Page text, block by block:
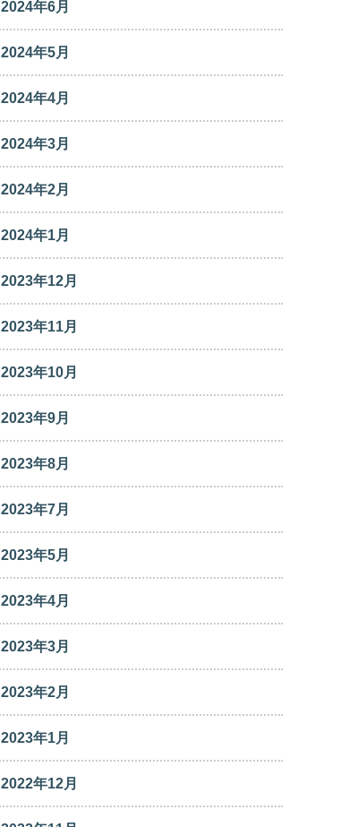
2024年6月
2024年5月
2024年4月
2024年3月
2024年2月
2024年1月
2023年12月
2023年11月
2023年10月
2023年9月
2023年8月
2023年7月
2023年5月
2023年4月
2023年3月
2023年2月
2023年1月
2022年12月